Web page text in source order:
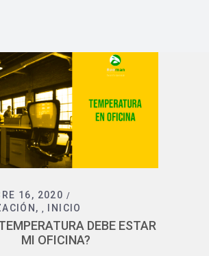
16, 2020
INICIO
DEBE ESTAR
MI OFICINA?